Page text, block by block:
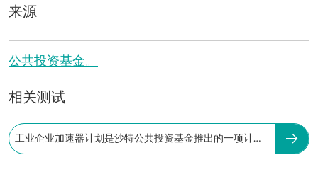
来源
公共投资基金。
相关测试
工业企业加速器计划是沙特公共投资基金推出的一项计